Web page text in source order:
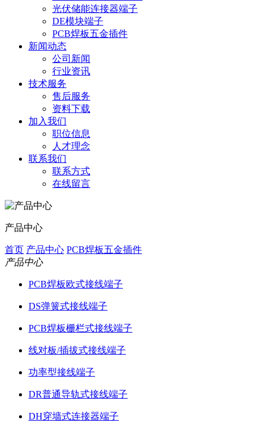
光伏储能连接器端子
DE模块端子
PCB焊板五金插件
新闻动态
公司新闻
行业资讯
技术服务
售后服务
资料下载
加入我们
职位信息
人才理念
联系我们
联系方式
在线留言
产品中心
首页 产品中心 PCB焊板五金插件
产品中心
PCB焊板欧式接线端子
DS弹簧式接线端子
PCB焊板栅栏式接线端子
线对板/插拔式接线端子
功率型接线端子
DR普通导轨式接线端子
DH穿墙式连接器端子